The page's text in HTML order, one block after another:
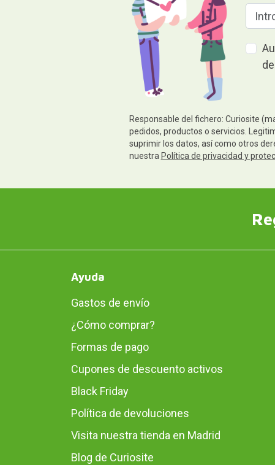
Responsable del fichero: Curiosite
pedidos, productos o servicios.
suprimir los datos, así como otros
nuestra Política de privacidad y
Ayuda
Gastos de envío
¿Cómo comprar?
Formas de pago
Cupones de descuento activos
Black Friday
Política de devoluciones
Visita nuestra tienda en Madrid
Blog de Curiosite